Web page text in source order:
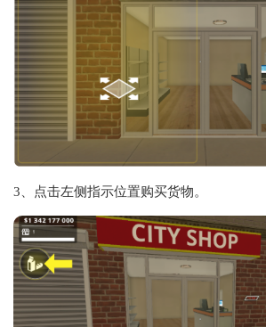
3、点击左侧指示位置购买货物。